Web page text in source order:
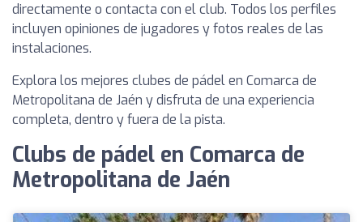
directamente o contacta con el club. Todos los perfiles
incluyen opiniones de jugadores y fotos reales de las
instalaciones.
Explora los mejores clubes de pádel en Comarca de
Metropolitana de Jaén y disfruta de una experiencia
completa, dentro y fuera de la pista.
Clubs de pádel en Comarca de
Metropolitana de Jaén